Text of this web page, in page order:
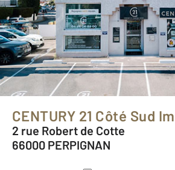
CENTURY 21 Côté Sud
2 rue Robert de Cotte
66000 PERPIGNAN